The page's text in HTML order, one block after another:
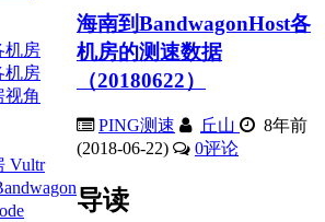
机房
机房
视角
Vultr
海南到BandwagonHost各
机房的测速数据
（20180622）
PING测速 丘山
8年前
(2018-06-22)
0评论
导读